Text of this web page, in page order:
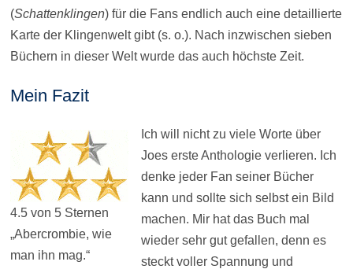
(Schattenklingen) für die Fans endlich auch eine detaillierte
Karte der Klingenwelt gibt (s. o.). Nach inzwischen sieben
Büchern in dieser Welt wurde das auch höchste Zeit.
Mein Fazit
4.5 von 5 Sternen
„Abercrombie, wie
man ihn mag.“
Ich will nicht zu viele Worte über
Joes erste Anthologie verlieren. Ich
denke jeder Fan seiner Bücher
kann und sollte sich selbst ein Bild
machen. Mir hat das Buch mal
wieder sehr gut gefallen, denn es
steckt voller Spannung und